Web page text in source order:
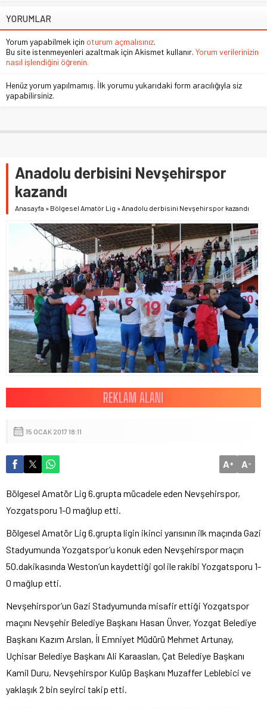
YORUMLAR
Yorum yapabilmek için oturum açmalısınız.
Bu site istenmeyenleri azaltmak için Akismet kullanır. Yorum verilerinizin
nasıl işlendiğini öğrenin.
Henüz yorum yapılmamış. İlk yorumu yukarıdaki form aracılığıyla siz
yapabilirsiniz.
Anadolu derbisini Nevşehirspor
kazandı
Anasayfa » Bölgesel Amatör Lig » Anadolu derbisini Nevşehirspor kazandı
15 OCAK 2017 18:11
A+ A-
Bölgesel Amatör Lig 6.grupta mücadele eden Nevşehirspor,
Yozgatsporu 1-0 mağlup etti.
Bölgesel Amatör Lig 6.grupta ligin ikinci yarısının ilk maçında Gazi
Stadyumunda Yozgatspor’u konuk eden Nevşehirspor maçın
50.dakikasında Weston’un kaydettiği gol ile rakibi Yozgatsporu 1-
0 mağlup etti.
Nevşehirspor’un Gazi Stadyumunda misafir ettiği Yozgatspor
maçını Nevşehir Belediye Başkanı Hasan Ünver, Yozgat Belediye
Başkanı Kazım Arslan, İl Emniyet Müdürü Mehmet Artunay,
Uçhisar Belediye Başkanı Ali Karaaslan, Çat Belediye Başkanı
Kamil Duru, Nevşehirspor Kulüp Başkanı Muzaffer Leblebici ve
yaklaşık 2 bin seyirci takip etti.